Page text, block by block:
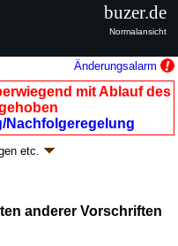
Änderungsalarm
mit Ablauf des
Nachfolgeregelung
etc.
anderer Vorschriften
buzer.de
Normalansicht